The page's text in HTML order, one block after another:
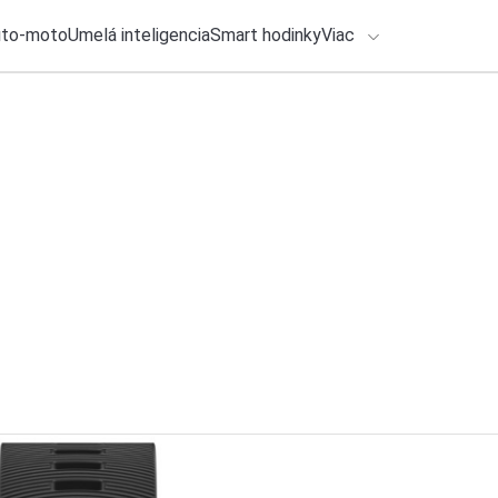
motoUmelá inteligenciaSmart hodinkyViac